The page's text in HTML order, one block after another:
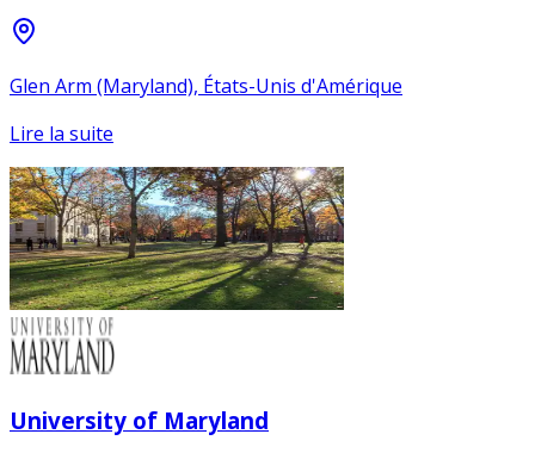
Glen Arm (Maryland), États-Unis d'Amérique
Lire la suite
University of Maryland